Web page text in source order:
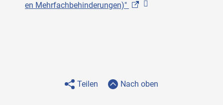
en Mehrfachbehinderungen)"
Teilen Nach oben